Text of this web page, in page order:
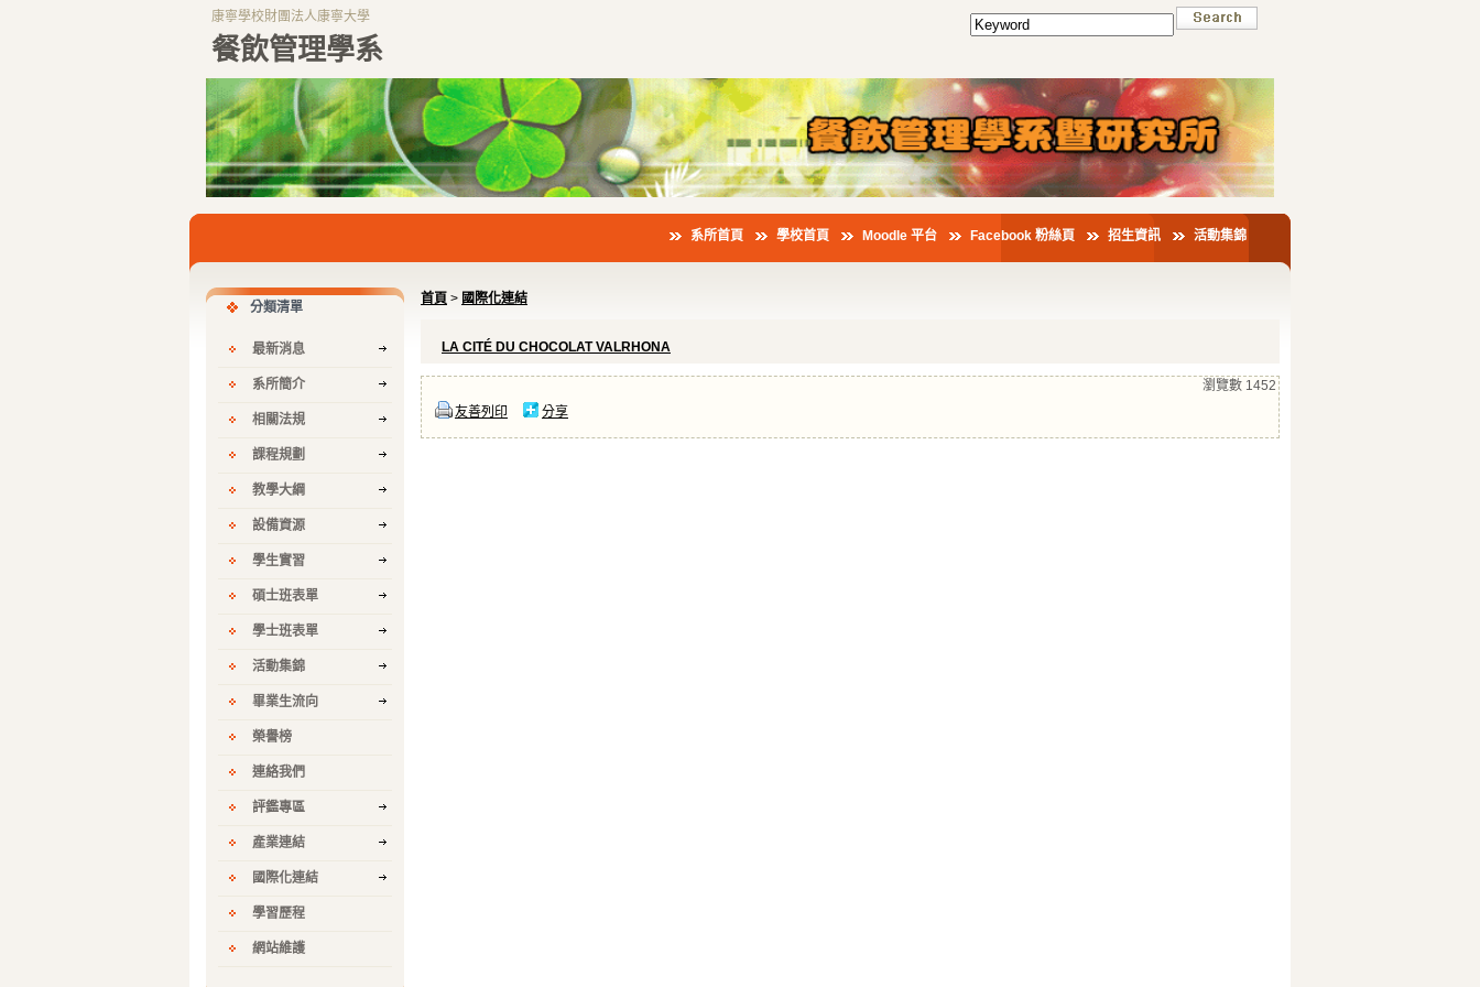
餐飲管理學系
康寧學校財團法人康寧大學
系所首頁 學校首頁 Moodle 平台 Facebook 粉絲頁 招生資訊 活動集錦
分類清單
最新消息
系所簡介
相關法規
課程規劃
教學大綱
設備資源
學生實習
碩士班表單
學士班表單
活動集錦
畢業生流向
榮譽榜
連絡我們
評鑑專區
產業連結
國際化連結
學習歷程
網站維護
首頁 > 國際化連結
LA CITÉ DU CHOCOLAT VALRHONA
瀏覽數 1452
友善列印
分享